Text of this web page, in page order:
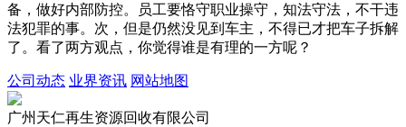
备，做好内部防控。员工要恪守职业操守，知法守法，不干违
法犯罪的事。次，但是仍然没见到车主，不得已才把车子拆解
了。看了两方观点，你觉得谁是有理的一方呢？
公司动态 业界资讯 网站地图
广州天仁再生资源回收有限公司